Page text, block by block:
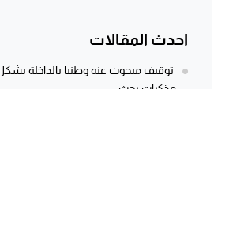
احدث المقالات
توقيف مبحوث عنه وطنيا بالداخلة
مذكرات بحث